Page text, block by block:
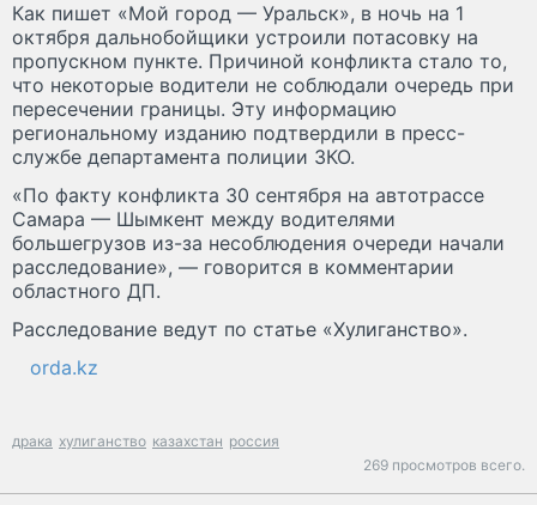
Как пишет «Мой город — Уральск», в ночь на 1
октября дальнобойщики устроили потасовку на
пропускном пункте. Причиной конфликта стало то,
что некоторые водители не соблюдали очередь при
пересечении границы. Эту информацию
региональному изданию подтвердили в пресс-
службе департамента полиции ЗКО.
«По факту конфликта 30 сентября на автотрассе
Самара — Шымкент между водителями
большегрузов из-за несоблюдения очереди начали
расследование», — говорится в комментарии
областного ДП.
Расследование ведут по статье «Хулиганство».
orda.kz
драка хулиганство казахстан россия
269 просмотров всего.